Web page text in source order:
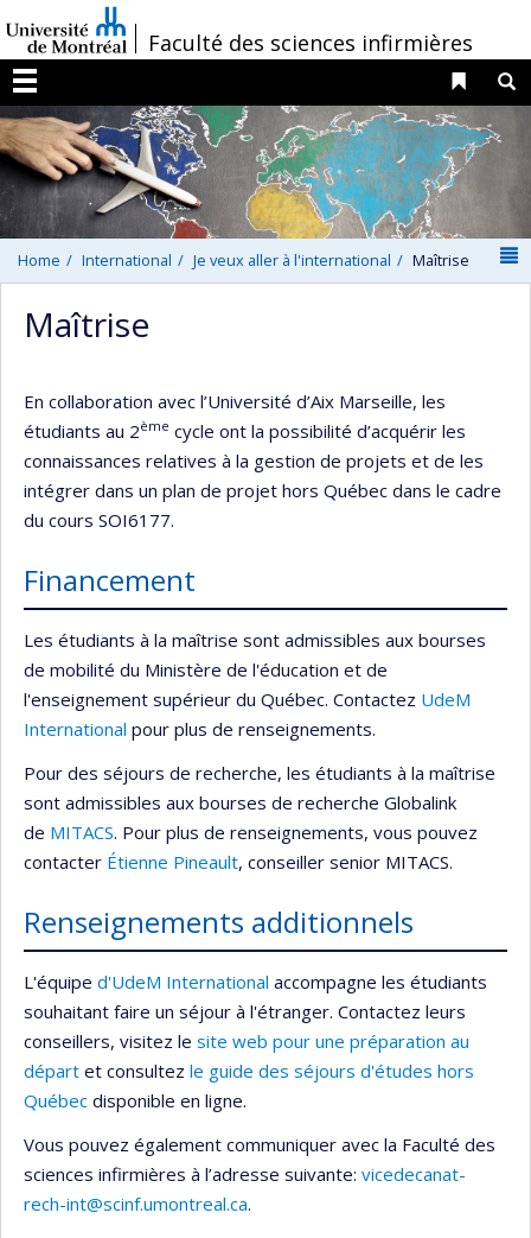
au
contenu
/Faculté des sciences infirmières
Menu
Liens
Home International Je veux aller à l'international Maîtrise
Maîtrise
En collaboration avec l’Université d’Aix Marseille, les
étudiants au 2ème cycle ont la possibilité d’acquérir les
connaissances relatives à la gestion de projets et de les
intégrer dans un plan de projet hors Québec dans le cadre
du cours SOI6177.
Financement
Les étudiants à la maîtrise sont admissibles aux bourses
de mobilité du Ministère de l'éducation et de
l'enseignement supérieur du Québec. Contactez UdeM
International pour plus de renseignements.
Pour des séjours de recherche, les étudiants à la maîtrise
sont admissibles aux bourses de recherche Globalink
de MITACS. Pour plus de renseignements, vous pouvez
contacter Étienne Pineault, conseiller senior MITACS.
Renseignements additionnels
L'équipe d'UdeM International accompagne les étudiants
souhaitant faire un séjour à l'étranger. Contactez leurs
conseillers, visitez le site web pour une préparation au
départ et consultez le guide des séjours d'études hors
Québec disponible en ligne.
Vous pouvez également communiquer avec la Faculté des
sciences infirmières à l’adresse suivante: vicedecanat-
rech-int@scinf.umontreal.ca.